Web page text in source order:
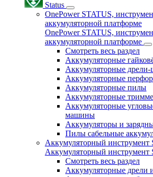
Status
OnePower STATUS,
аккумуляторной платформе
OnePower STATUS,
аккумуляторной платформе
Смотреть весь раздел
Аккумуляторные
Аккумуляторные
Аккумуляторные
Аккумуляторные пилы
Аккумуляторные
Аккумуляторные
машины
Аккумуляторы и
Пилы сабельные
Аккумуляторный инструмент
Аккумуляторный инструмент
Смотреть весь раздел
Аккумуляторные дрели